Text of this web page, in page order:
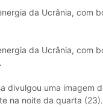
da Ucrânia, com
da Ucrânia, com
divulgou uma imagem
na noite da quarta